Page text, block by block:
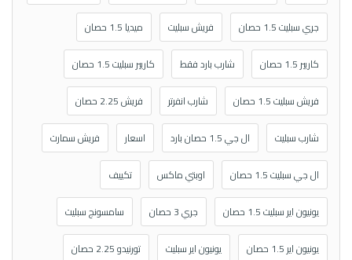
جري سبليت 1.5 حصان فريش سبليت ميديا 1.5 حصان
كاريير 1.5 حصان شارب بارد فقط كاريير سبليت 1.5 حصان
فريش سبليت 1.5 حصان شارب انفرتر فريش 2.25 حصان
شارب سبليت ال جي 1.5 حصان بارد اسعار فريش سمارت
ال جي سبليت 1.5 حصان اوبتي ماكس تكييف
يونيون اير سبليت 1.5 حصان جري 3 حصان سامسونج سبليت
يونيون اير 1.5 حصان يونيون اير سبليت تورنيدو 2.25 حصان